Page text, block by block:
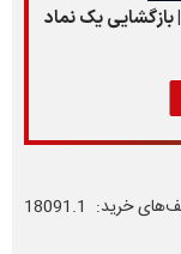
اخبار مهم بورس فردا سه شنبه ۲ تیر ۱۴۰۵ | بازگشایی یک نماد
316 نماد | ارزش صف‌های خرید: 18091.1